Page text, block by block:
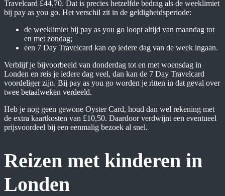
Travelcard £44,70. Dat is precies hetzelfde bedrag als de weeklimiet
bij pay as you go. Het verschil zit in de geldigheidsperiode:
de weeklimiet bij pay as you go loopt altijd van maandag tot
en met zondag;
een 7 Day Travelcard kan op iedere dag van de week ingaan.
Verblijf je bijvoorbeeld van donderdag tot en met woensdag in
Londen en reis je iedere dag veel, dan kan de 7 Day Travelcard
voordeliger zijn. Bij pay as you go worden je ritten in dat geval over
twee betaalweken verdeeld.
Heb je nog geen gewone Oyster Card, houd dan wel rekening met
de extra kaartkosten van £10,50. Daardoor verdwijnt een eventueel
prijsvoordeel bij een eenmalig bezoek al snel.
Reizen met kinderen in
Londen